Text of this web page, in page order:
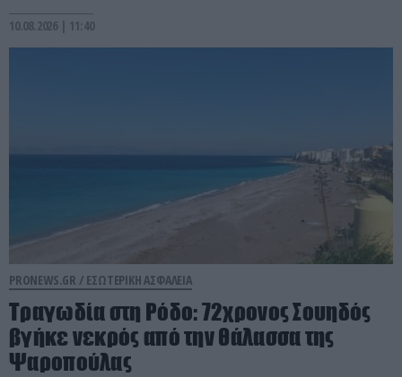
10.08.2026 | 11:40
PRONEWS.GR / ΕΣΩΤΕΡΙΚΗ ΑΣΦΑΛΕΙΑ
Τραγωδία στη Ρόδο: 72χρονος Σουηδός
βγήκε νεκρός από την θάλασσα της
Ψαροπούλας